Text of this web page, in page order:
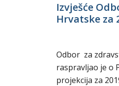
Izvješće
Hrvatske za
Odbor za
raspravljao je o
projekcija za